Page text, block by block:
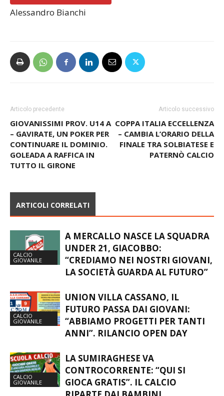
Alessandro Bianchi
Articolo precedente
GIOVANISSIMI PROV. U14 A
– GAVIRATE, UN POKER PER
CONTINUARE IL DOMINIO.
GOLEADA A RAFFICA IN
TUTTO IL GIRONE
Articolo successivo
COPPA ITALIA ECCELLENZA
– CAMBIA L’ORARIO DELLA
FINALE TRA SOLBIATESE E
PATERNÒ CALCIO
ARTICOLI CORRELATI
CALCIO
GIOVANILE
A MERCALLO NASCE LA SQUADRA
UNDER 21, GIACOBBO:
“CREDIAMO NEI NOSTRI GIOVANI,
LA SOCIETÀ GUARDA AL FUTURO”
CALCIO
GIOVANILE
UNION VILLA CASSANO, IL
FUTURO PASSA DAI GIOVANI:
“ABBIAMO PROGETTI PER TANTI
ANNI”. RILANCIO OPEN DAY
CALCIO
GIOVANILE
LA SUMIRAGHESE VA
CONTROCORRENTE: “QUI SI
GIOCA GRATIS”. IL CALCIO